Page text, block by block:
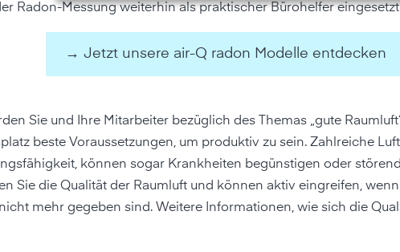
Radon-Messung weiterhin als praktischer Bürohelfer
→ Jetzt unsere air-Q radon Modelle entdecken
Sie und Ihre Mitarbeiter bezüglich des Themas „gute
beste Voraussetzungen, um produktiv zu sein. Zahlreiche
können sogar Krankheiten begünstigen oder
Sie die Qualität der Raumluft und können aktiv eingreifen,
mehr gegeben sind. Weitere Informationen, wie sich die